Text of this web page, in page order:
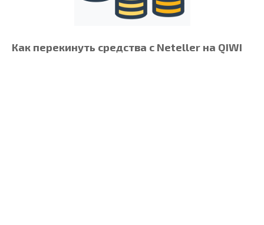
Как перекинуть средства с Neteller на QIWI